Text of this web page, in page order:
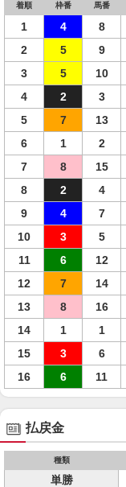
着順 枠番 馬番
1 4 8
2
5 9
3
5 10
4
2 3
5
7 13
6
1 2
7
8 15
8
2 4
9
4 7
10
3 5
11
6 12
12
7 14
13
8 16
14
1 1
15
3 6
16
6 11
払戻金
種類
単勝